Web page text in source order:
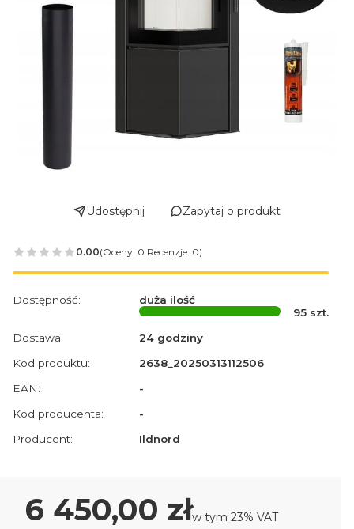
Udostępnij Zapytaj o produkt
0.00(Oceny: 0 Recenzje: 0)
Dostępność:
duża ilość
95 szt.
Dostawa:
24 godziny
Kod produktu:
2638_20250313112506
EAN:
-
Kod producenta:
-
Producent:
Ildnord
Cena
6 450,00 złw tym 23% VAT
w tym 23% VAT